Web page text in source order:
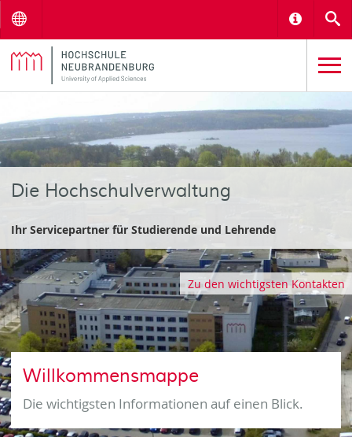
Die Hochschulverwaltung
Ihr Servicepartner für Studierende und Lehrende
Zu den wichtigsten Kontakten
Willkommensmappe
Die wichtigsten Informationen auf einen Blick.